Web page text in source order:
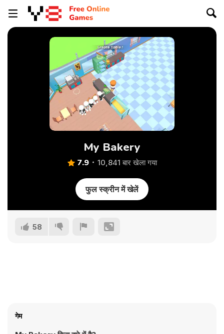
My Bakery
7.9 10,841 बार खेला गया
फुल स्क्रीन में खेलें
58
गेम